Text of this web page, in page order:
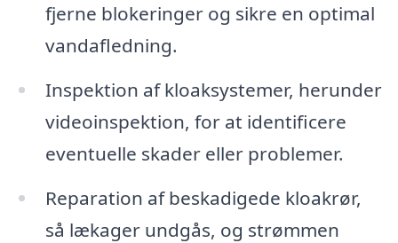
fjerne blokeringer og sikre en optimal
vandafledning.
Inspektion af kloaksystemer, herunder
videoinspektion, for at identificere
eventuelle skader eller problemer.
Reparation af beskadigede kloakrør,
så lækager undgås, og strømmen